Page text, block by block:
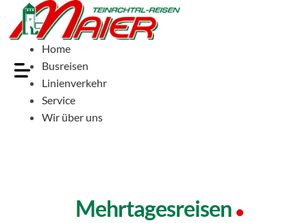
Home
Busreisen
Linienverkehr
Service
Wir über uns
Mehrtagesreisen